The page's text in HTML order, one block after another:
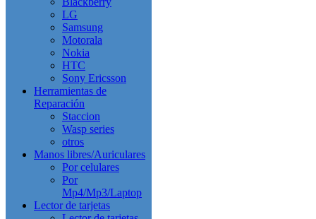
LG
Samsung
Motorala
Nokia
HTC
Sony Ericsson
Herramientas de
Reparación
Staccion
Wasp series
otros
Manos libres/Auriculares
Por celulares
Por
Mp4/Mp3/Laptop
Lector de tarjetas